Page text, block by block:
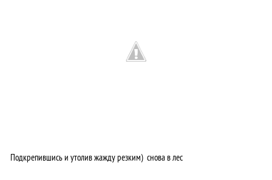
Подкрепившись и утолив жажду резким) снова в лес